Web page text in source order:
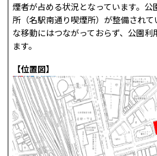
煙者が占める状況となっています。
所（名駅南通り喫煙所）が整備され
な移動にはつながっておらず、公園利
ます。
【位置図】